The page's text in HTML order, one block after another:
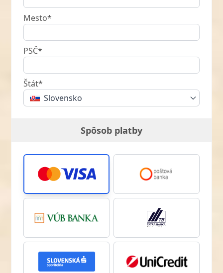
Mesto*
PSČ*
Štát*
Slovensko
Spôsob platby